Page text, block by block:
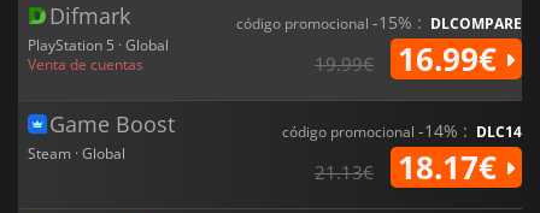
Difmark
PlayStation 5 · Global
Venta de cuentas
código promocional -15% : DLCOMPARE
19.99€ 16.99€
Game Boost
Steam · Global
código promocional -14% : DLC14
21.13€ 18.17€